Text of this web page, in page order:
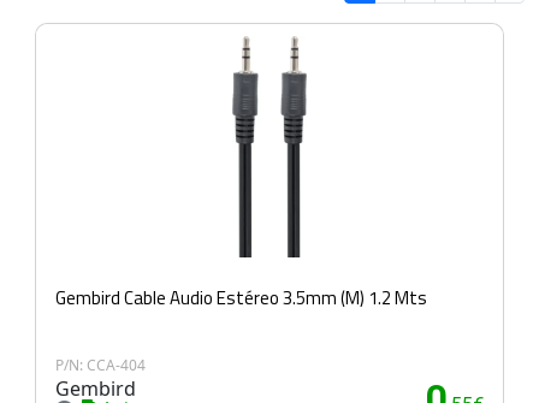
Gembird Cable Audio Estéreo 3.5mm (M) 1.2 Mts
P/N: CCA-404
Gembird